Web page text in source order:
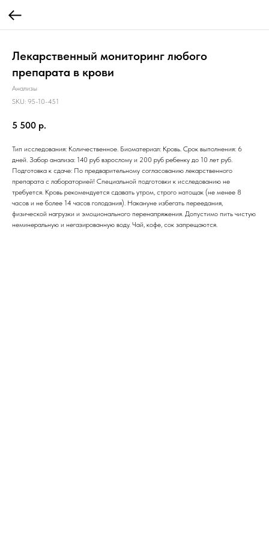
Лекарственный мониторинг любого
препарата в крови
Анализы
SKU: 95-10-451
5 500 р.
Тип исследования: Количественное. Биоматериал: Кровь. Срок выполнения: 6
дней. Забор анализа: 140 руб взрослому и 200 руб ребенку до 10 лет руб.
Подготовка к сдаче: По предварительному согласованию лекарственного
препарата с лабораторией! Специальной подготовки к исследованию не
требуется. Кровь рекомендуется сдавать утром, строго натощак (не менее 8
часов и не более 14 часов голодания). Накануне избегать переедания,
физической нагрузки и эмоционального перенапряжения. Допустимо пить чистую
неминеральную и негазированную воду. Чай, кофе, сок запрещаются.